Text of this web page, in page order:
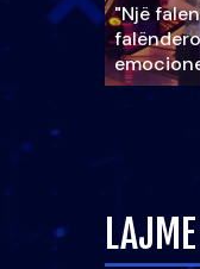
"Një
LAJME